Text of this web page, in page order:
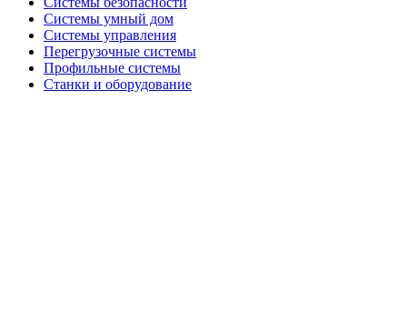
Системы умный дом
Системы управления
Перегрузочные системы
Профильные системы
Станки и оборудование